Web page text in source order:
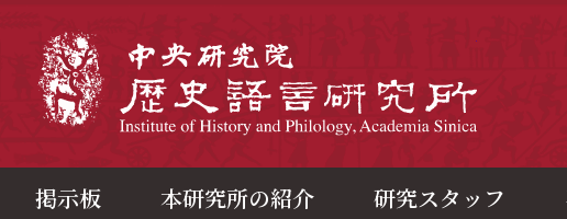
掲示板 本研究所の紹介 研究スタッフ